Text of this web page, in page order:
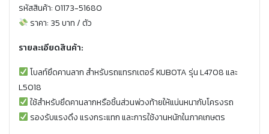
รหัสสินค้า: 01173-51680
ราคา: 35 บาท / ตัว
รายละเอียดสินค้า:
โบลท์ยึดคานลาก สำหรับรถแทรกเตอร์ KUBOTA รุ่น L4708 และ
L5018
ใช้สำหรับยึดคานลากหรือชิ้นส่วนพ่วงท้ายให้แน่นหนากับโครงรถ
รองรับแรงดึง แรงกระแทก และการใช้งานหนักในภาคเกษตร